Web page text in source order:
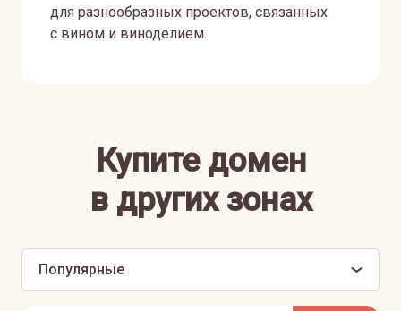
для разнообразных проектов, связанных
с вином и виноделием.
Купите домен
в других зонах
Популярные